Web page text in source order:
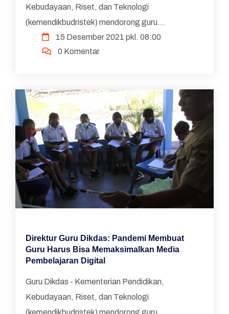
Kebudayaan, Riset, dan Teknologi
(kemendikbudristek) mendorong guru
berkolaborasi melalui berbagai program yang
telah diluncurkan. Sejumlah kebijakan pendidi...
15 Desember 2021 pkl. 08:00
0 Komentar
Direktur Guru Dikdas: Pandemi Membuat
Guru Harus Bisa Memaksimalkan Media
Pembelajaran Digital
Guru Dikdas - Kementerian Pendidikan,
Kebudayaan, Riset, dan Teknologi